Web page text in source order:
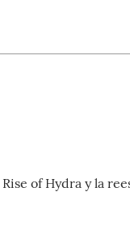
of Hydra y la